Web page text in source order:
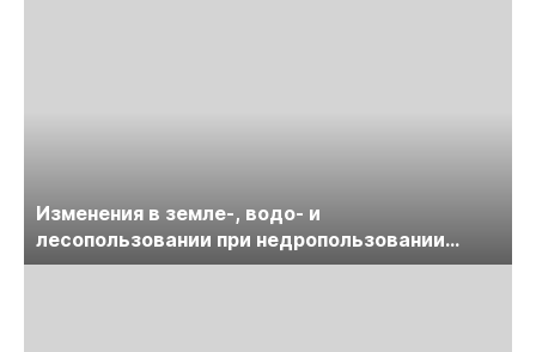
Изменения в земле-, водо- и
лесопользовании при недропользовании
обсудят на семинаре «ПравоТЭК»